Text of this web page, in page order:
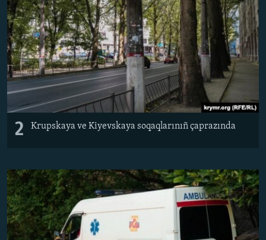
2 Krupskaya ve Kiyevskaya soqaqlarınıñ çaprazında